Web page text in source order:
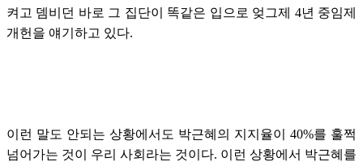
켜고 뎀비던 바로 그 집단이 똑같은 입으로 엊그제 4년 중임제
개헌을 얘기하고 있다.
이런 말도 안되는 상황에서도 박근혜의 지지율이 40%를 훌쩍
넘어가는 것이 우리 사회라는 것이다. 이런 상황에서 박근혜를